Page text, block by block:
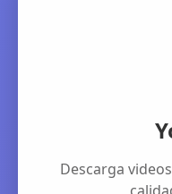
Descarga